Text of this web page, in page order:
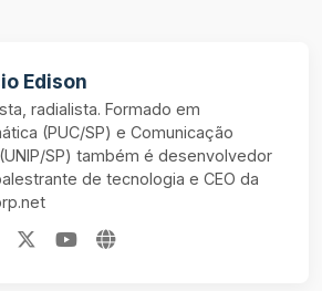
Edison
radialista. Formado em
(PUC/SP) e Comunicação
SP) também é desenvolvedor
de tecnologia e CEO da